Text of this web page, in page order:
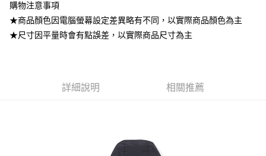
每筆NT$80，滿NT$799(含以上)免運費
宅配
購物注意事項
★商品顏色因電腦螢幕設定差異略有不同，以實際商品顏色為主
★尺寸因平量時會有點誤差，以實際商品尺寸為主
詳細說明 相關推薦